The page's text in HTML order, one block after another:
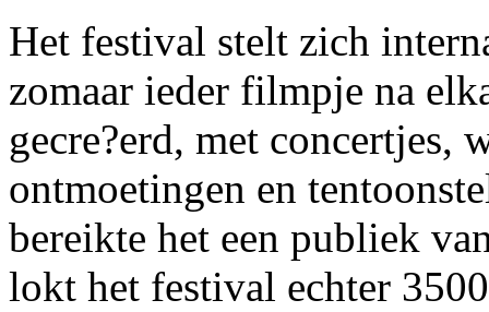
Het festival stelt zich
zomaar ieder filmpje na
gecre?erd, met concertjes,
ontmoetingen en
bereikte het een publiek
lokt het festival echter